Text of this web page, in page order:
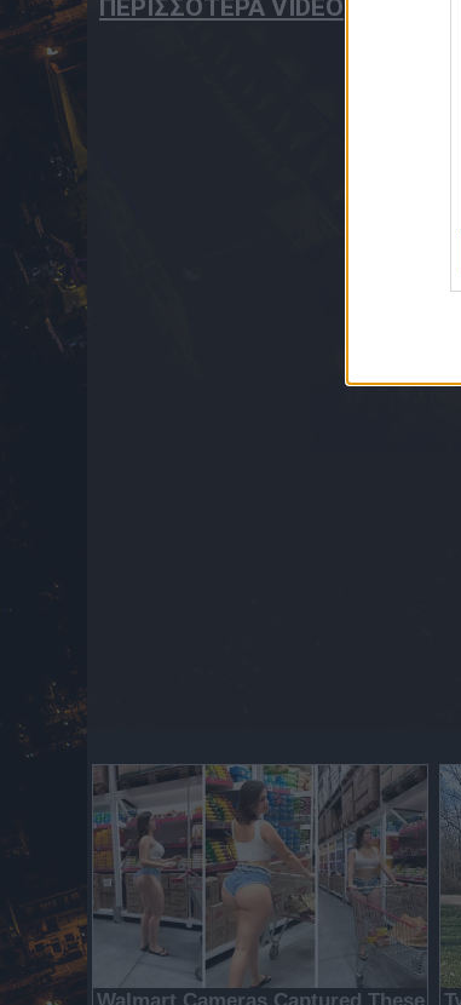
ΠΕΡΙΣΣΟΤΕΡΑ VIDEO